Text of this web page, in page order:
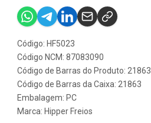
Código: HF5023
Código NCM: 87083090
Código de Barras do Produto: 21863
Código de Barras da Caixa: 21863
Embalagem: PC
Marca: Hipper Freios